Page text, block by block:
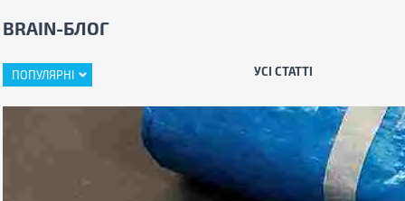
BRAIN-БЛОГ
ПОПУЛЯРНІ УСІ СТАТТІ